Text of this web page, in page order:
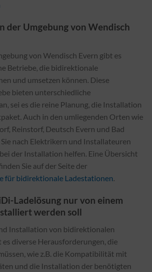
der Umgebung von Wendisch
von Wendisch Evern gibt es
Betriebe, die bidirektionale
und umsetzen können. Diese
bieten unterschiedliche
sei es die reine Planung, die Installation
Auch in den umliegenden Orten wie
Reinstorf, Deutsch Evern und Bad
nach Elektrikern und Installateuren
der Installation helfen. Eine Übersicht
Sie auf der Seite der
für bidirektionale Ladestationen.
Ladelösung nur von einem
werden soll
Installation von bidirektionalen
es diverse Herausforderungen, die
wie z.B. die Kompatibilität mit
und die Installation der benötigten